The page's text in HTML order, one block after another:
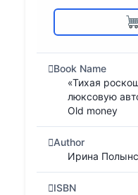
Book Name
«Тихая
люксовую
Old money
Author
Ирина
ISBN